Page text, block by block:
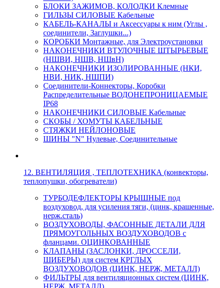
БЛОКИ ЗАЖИМОВ, КОЛОДКИ Клемные
ГИЛЬЗЫ СИЛОВЫЕ Кабельные
КАБЕЛЬ-КАНАЛЫ и Аксессуары к ним (Углы ,
соединители, Заглушки...)
КОРОБКИ Монтажные, для Электроустановки
НАКОНЕЧНИКИ ВТУЛОЧНЫЕ ШТЫРЬЕВЫЕ
(НШВИ, НШВ, НШвН)
НАКОНЕЧНИКИ ИЗОЛИРОВАННЫЕ (НКИ,
НВИ, НИК, НШПИ)
Соединители-Коннекторы, Коробки
Распределительные ВОДОНЕПРОНИЦАЕМЫЕ
IP68
НАКОНЕЧНИКИ СИЛОВЫЕ Кабельные
СКОБЫ / ХОМУТЫ КАБЕЛЬНЫЕ
СТЯЖКИ НЕЙЛОНОВЫЕ
ШИНЫ "N" Нулевые, Соединительные
12. ВЕНТИЛЯЦИЯ , ТЕПЛОТЕХНИКА (конвекторы,
теплопушки, обогреватели)
ТУРБОДЕФЛЕКТОРЫ КРЫШНЫЕ под
воздуховод, для усиления тяги, (цинк, крашенные,
нерж.сталь)
ВОЗДУХОВОДЫ, ФАСОННЫЕ ДЕТАЛИ ДЛЯ
ПРЯМОУГОЛЬНЫХ ВОЗДУХОВОДОВ с
фланцами. ОЦИНКОВАННЫЕ
КЛАПАНЫ (ЗАСЛОНКИ, ДРОССЕЛИ,
ШИБЕРЫ) для систем КРГЛЫХ
ВОЗДУХОВОДОВ (ЦИНК, НЕРЖ, МЕТАЛЛ)
ФИЛЬТРЫ для вентиляционных систем (ЦИНК,
НЕРЖ, МЕТАЛЛ)